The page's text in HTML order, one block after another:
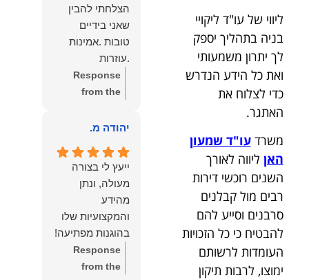
ליווי של עו"ד ליקויי
בניה בתהליך יספק
לך יתרון משמעותי
ואת כל הידע הנדרש
כדי לצלוח את
האתגר.
משרדעו"ד שמעון
האן ליווה לאורך
השנים רוכשי דירות
רבים מול קבלנים
סרבנים וסייע להם
להבטיח כי כל הזכויות
העומדות לרשותם
ימוצו, לרבות תיקון
הצלחתי להבין
שאני בידיים
טובות .אמינות
.עוזרות
.ומקשיבות .אין לי
מילים להודות
העוצמות
.והצגת אמת
.תודה לכם תמיד
תשאירו לי אור
בעניים .
Response
from the
רבה על המילים
והחמות! כיף
גדול לשמוע
שהרגשת בידיים
טובות. בשביל
הצוות שלנו זה
שווה את הכל.
נשמח תמיד
לעמוד לרשותך!
יהודה מ.
ייעץ לי בצורה
מעולה, ונתן
מהידע
והמקצועיות שלו
בהוגנות מפתיעה!
Response
from the